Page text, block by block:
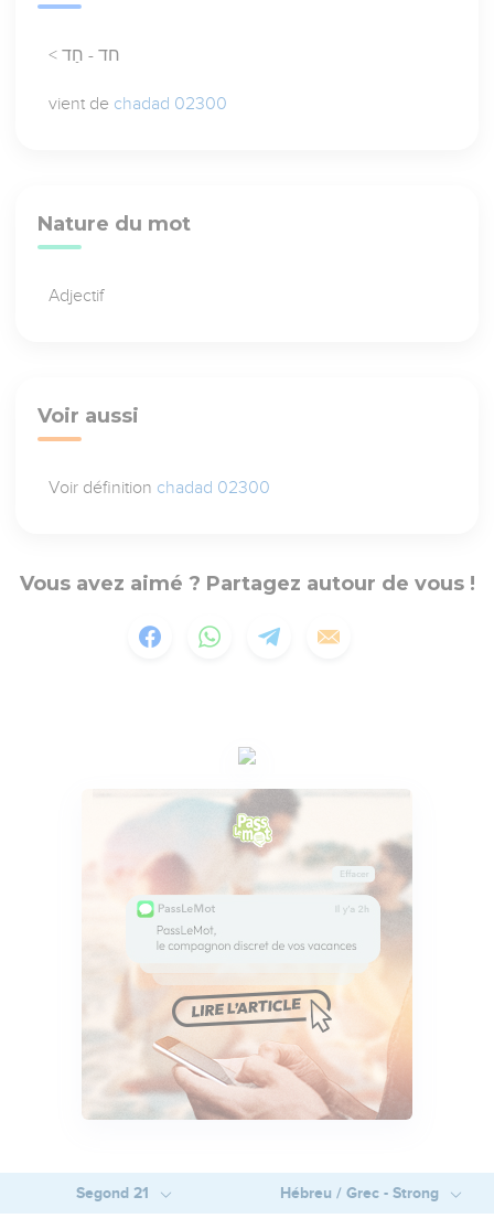
< חד - חַד
vient de chadad 02300
Nature du mot
Adjectif
Voir aussi
Voir définition chadad 02300
Vous avez aimé ? Partagez autour de vous !
Segond 21 Hébreu / Grec - Strong